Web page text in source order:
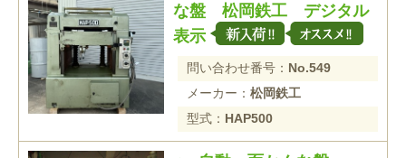
な盤 松岡鉄工 デジタル
表示
問い合わせ番号： No.549
メーカー： 松岡鉄工
型式： HAP500